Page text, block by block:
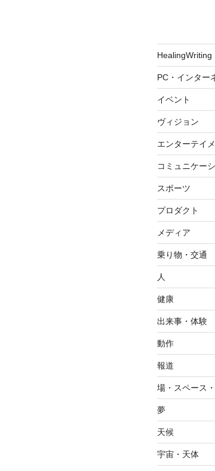
HealingWriting
PC・インター
イベント
ヴィジョン
エンターテイ
コミュニケー
スポーツ
プロダクト
メディア
乗り物・交通
人
健康
出来事・体験
動作
報道
場・スペース
夢
天候
宇宙・天体